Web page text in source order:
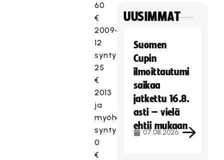
60
€
2009–
12
syntyneet
25
€
2013
ja
myöhemmin
syntyneet
0
€
UUSIMMAT
Suomen
Cupin
ilmoittautumi
saikaa
jatkettu 16.8.
asti – vielä
ehtii mukaan
07.08.2026